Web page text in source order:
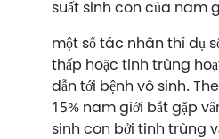
suất sinh con của nam
một số tác nhân thí dụ
thấp hoặc tinh trùng
dẫn tới bệnh vô sinh.
15% nam giới bắt gặp
sinh con bởi tinh trùng